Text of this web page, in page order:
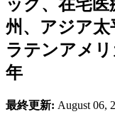
ック、在宅
州、アジア太
ラテンアメリ
年
最終更新: August 06,